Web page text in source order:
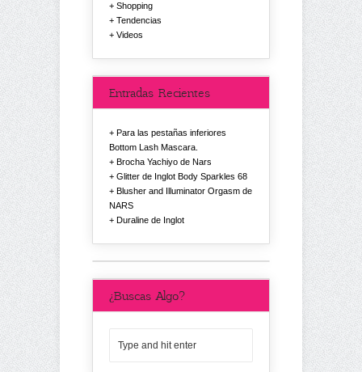
Shopping
Tendencias
Videos
Entradas Recientes
Para las pestañas inferiores
Bottom Lash Mascara.
Brocha Yachiyo de Nars
Glitter de Inglot Body Sparkles 68
Blusher and Illuminator Orgasm de
NARS
Duraline de Inglot
¿Buscas Algo?